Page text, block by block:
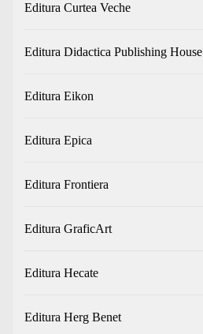
Editura Curtea Veche
Editura Didactica Publishing House
Editura Eikon
Editura Epica
Editura Frontiera
Editura GraficArt
Editura Hecate
Editura Herg Benet